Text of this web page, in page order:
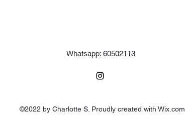
Whatsapp: 60502113
©2022 by Charlotte S. Proudly created with Wix.com